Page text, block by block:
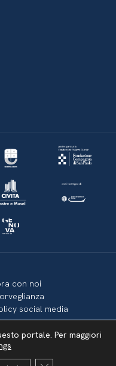
con noi
social media
portale. Per maggiori